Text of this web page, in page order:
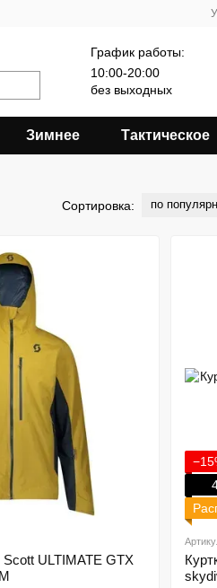
График работы:
10:00-20:00
без выходных
Зимнее Тактическое
Сортировка: по
ULTIMATE GTX